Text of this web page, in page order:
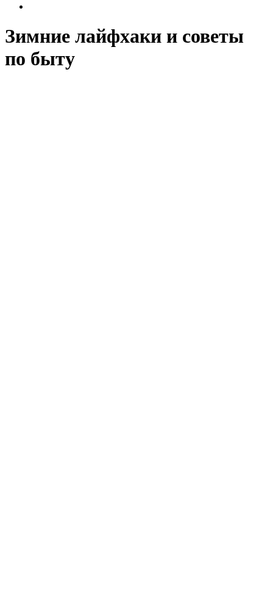
Зимние лайфхаки и советы
по быту